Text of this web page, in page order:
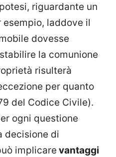
riguardante un
esempio, laddove il
dovesse
la comunione
risulterà
per quanto
del Codice Civile).
ogni questione
decisione di
implicare vantaggi